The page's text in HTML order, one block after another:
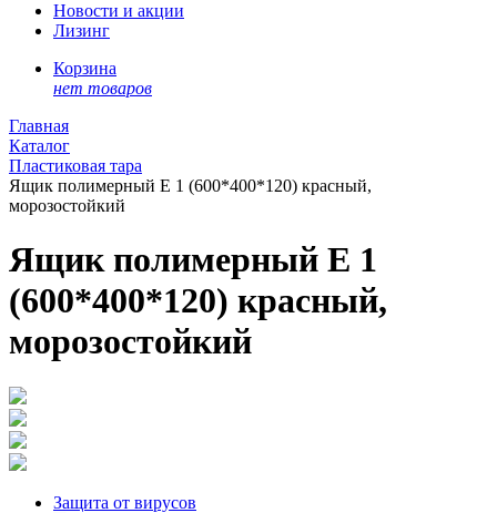
Новости и акции
Лизинг
Корзина
нет товаров
Главная
Каталог
Пластиковая тара
Ящик полимерный E 1 (600*400*120) красный,
морозостойкий
Ящик полимерный E 1
(600*400*120) красный,
морозостойкий
Защита от вирусов